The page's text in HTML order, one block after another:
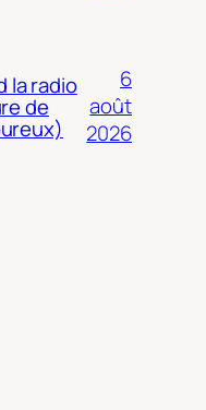
la radio
de
6
août
2026